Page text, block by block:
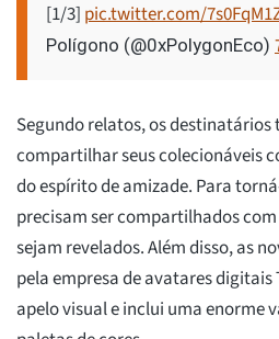
[1/3] pic.twitter.com/
Polígono (@0xPolygonEco)
Segundo relatos, os
compartilhar seus colecionáveis
do espírito de amizade. Para
precisam ser compartilhados
sejam revelados. Além disso, as
pela empresa de avatares digitais
apelo visual e inclui uma enorme